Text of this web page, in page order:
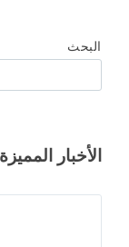
البحث
الأخبار المميزة